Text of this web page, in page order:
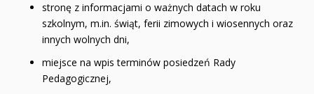
stronę z informacjami o ważnych datach w roku
szkolnym, m.in. świąt, ferii zimowych i wiosennych oraz
innych wolnych dni,
miejsce na wpis terminów posiedzeń Rady
Pedagogicznej,